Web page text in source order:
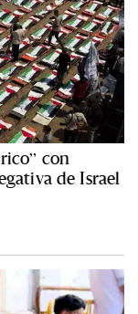
con
de Israel